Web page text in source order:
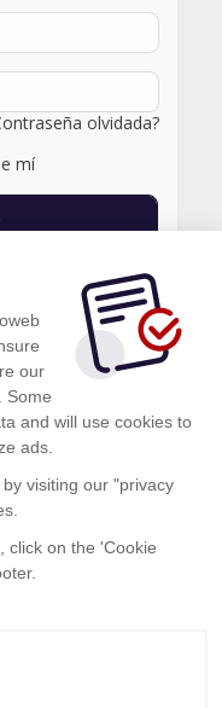
our
Some
and will use cookies to
ads.
visiting our "privacy
click on the 'Cookie
olvidada?
mí
acepta las
Cloud
Haga clic aquí
haga clic aquí